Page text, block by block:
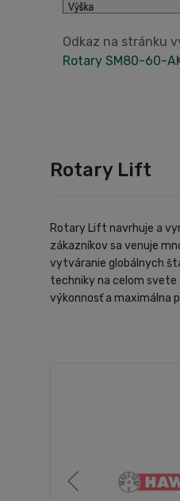
Odkaz na stránku
Rotary SM80-60-
Rotary Lift
Rotary Lift navrhuje a
zákazníkov sa venuje
vytváranie globálnych
techniky na celom
výkonnosť a maximálna